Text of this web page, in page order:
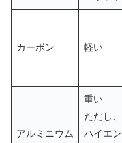
カーボン 軽い
アルミニウム
重い
ただし、
ハイエン